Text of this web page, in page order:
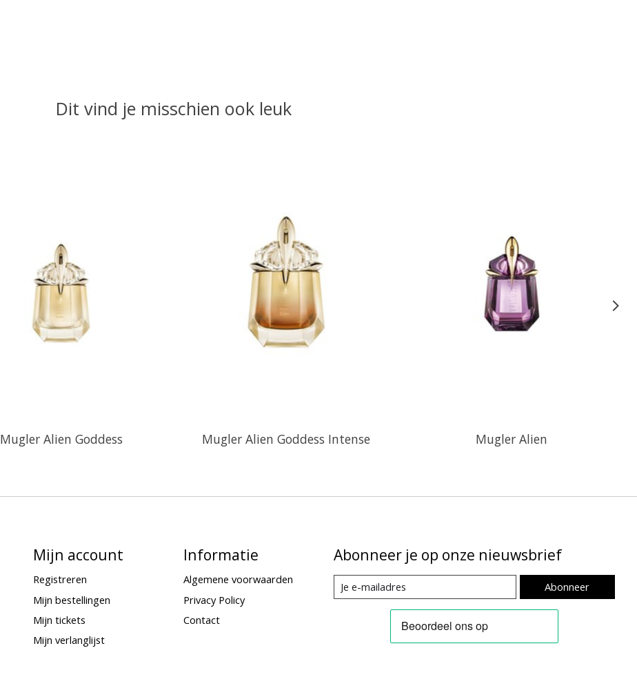
Dit vind je misschien ook leuk
Mugler Alien Goddess Mugler Alien Goddess Intense Mugler Alien
Mijn account
Registreren
Mijn bestellingen
Mijn tickets
Mijn verlanglijst
Informatie
Algemene voorwaarden
Privacy Policy
Contact
Abonneer je op onze nieuwsbrief
Abonneer